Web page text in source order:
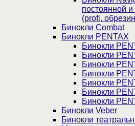
постоянной
(profi,
Бинокли Combat
Бинокли PENTAX
Бинокли
Бинокли
Бинокли
Бинокли
Бинокли
Бинокли
Бинокли
Бинокли Veber
Бинокли